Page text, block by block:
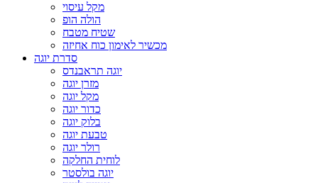
מקל עיסוי
הולה הופ
שטיח מטבח
מכשיר לאימון כוח אחיזה
סדרת יוגה
יוגה תראבנדס
מזרן יוגה
מקל יוגה
כדור יוגה
בלוק יוגה
טבעת יוגה
רולר יוגה
לוחית החלקה
יוגה בולסטר